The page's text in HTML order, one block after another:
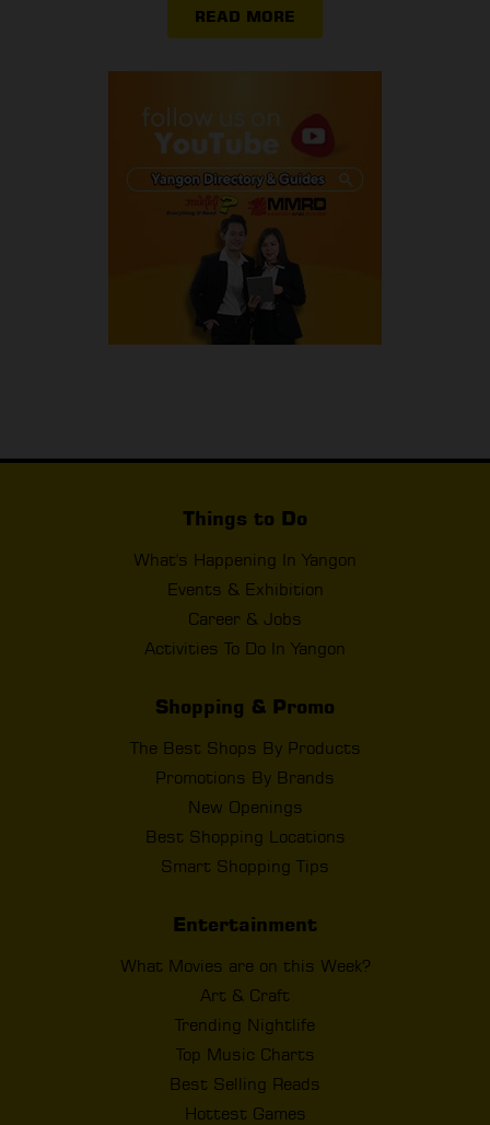
READ MORE
Things to Do
What's Happening In Yangon
Events & Exhibition
Career & Jobs
Activities To Do In Yangon
Shopping & Promo
The Best Shops By Products
Promotions By Brands
New Openings
Best Shopping Locations
Smart Shopping Tips
Entertainment
What Movies are on this Week?
Art & Craft
Trending Nightlife
Top Music Charts
Best Selling Reads
Hottest Games